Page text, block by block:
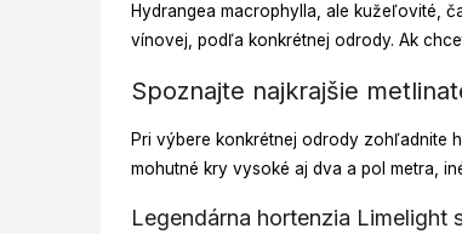
Hydrangea macrophylla, ale kužeľovité,
vínovej, podľa konkrétnej odrody. Ak
Spoznajte najkrajšie
Pri výbere konkrétnej odrody zohľadnite
mohutné kry vysoké aj dva a pol metra,
Legendárna hortenzia Limelight